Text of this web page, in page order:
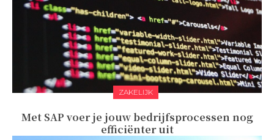
ZAKELIJK
Met SAP voer je jouw bedrijfsprocessen nog
efficiënter uit